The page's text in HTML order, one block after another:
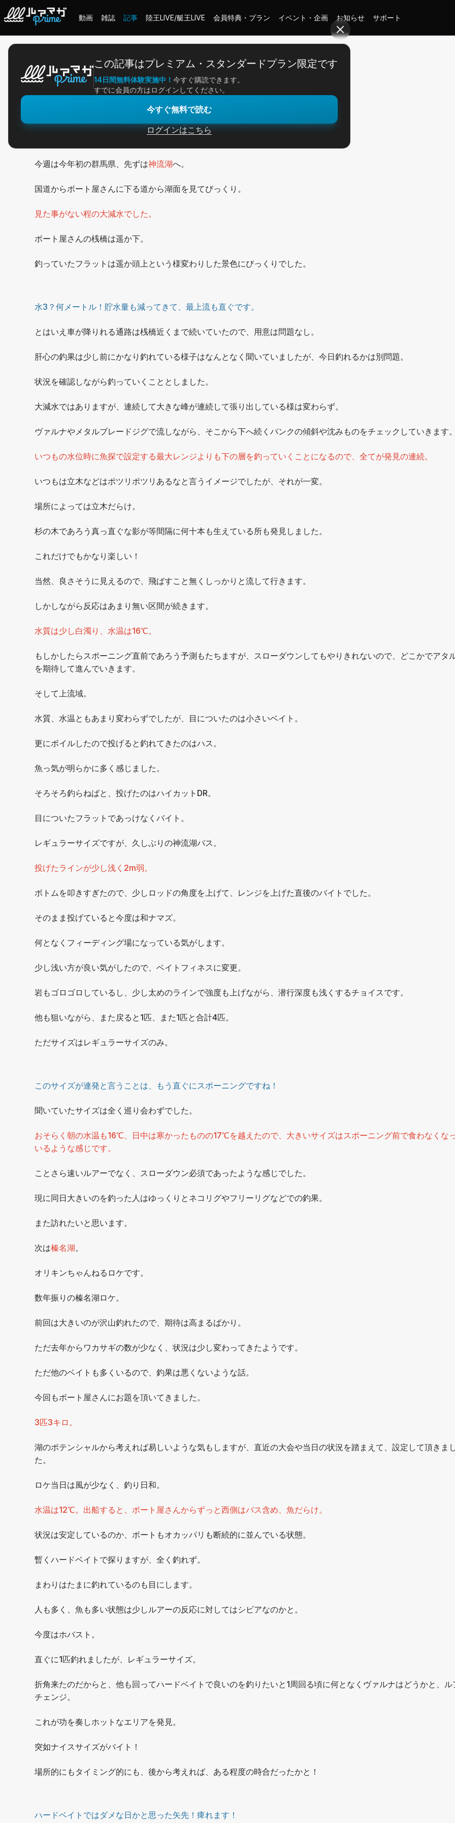
動画 雑誌 記事 陸王LIVE/艇王LIVE 会員特典・プラン イベント・企画 お知らせ サポート
この記事はプレミアム・スタンダードプラン限定です
14日間無料体験実施中！ 今すぐ購読できます。
すでに会員の方はログインしてください。
今すぐ無料で読む
ログインはこちら
2026/04/24
神流湖・榛名湖釣行
今週は今年初の群馬県、先ずは神流湖へ。
国道からボート屋さんに下る道から湖面を見てびっくり。
見た事がない程の大減水でした。
ボート屋さんの桟橋は遥か下。
釣っていたフラットは遥か頭上という様変わりした景色にびっくりでした。
水3？何メートル！貯水量も減ってきて、最上流も直ぐです。
とはいえ車が降りれる通路は桟橋近くまで続いていたので、用意は問題なし。
肝心の釣果は少し前にかなり釣れている様子はなんとなく聞いていましたが、今日釣れるかは別問題。
状況を確認しながら釣っていくこととしました。
大減水ではありますが、連続して大きな峰が連続して張り出している様は変わらず。
ヴァルナやメタルブレードジグで流しながら、そこから下へ続くバンクの傾斜や沈みものをチェックしていきます
いつもの水位時に魚探で設定する最大レンジよりも下の層を釣っていくことになるので、全てが発見の連続。
いつもは立木などはポツリポツリあるなと言うイメージでしたが、それが一変。
場所によっては立木だらけ。
杉の木であろう真っ直ぐな影が等間隔に何十本も生えている所も発見しました。
これだけでもかなり楽しい！
当然、良さそうに見えるので、飛ばすこと無くしっかりと流して行きます。
しかしながら反応はあまり無い区間が続きます。
水質は少し白濁り、水温は16℃。
もしかしたらスポーニング直前であろう予測もたちますが、スローダウンしてもやりきれないので、どこかでアタ
を期待して進んでいきます。
そして上流域。
水質、水温ともあまり変わらずでしたが、目についたのは小さいベイト。
更にボイルしたので投げると釣れてきたのはハス。
魚っ気が明らかに多く感じました。
そろそろ釣らねばと、投げたのはハイカットDR。
目についたフラットであっけなくバイト。
レギュラーサイズですが、久しぶりの神流湖バス。
投げたラインが少し浅く2m弱。
ボトムを叩きすぎたので、少しロッドの角度を上げて、レンジを上げた直後のバイトでした。
そのまま投げていると今度は和ナマズ。
何となくフィーディング場になっている気がします。
少し浅い方が良い気がしたので、ベイトフィネスに変更。
岩もゴロゴロしているし、少し太めのラインで強度も上げながら、潜行深度も浅くするチョイスです。
他も狙いながら、また戻ると1匹、また1匹と合計4匹。
ただサイズはレギュラーサイズのみ。
このサイズが連発と言うことは、もう直ぐにスポーニングですね！
聞いていたサイズは全く巡り会わずでした。
おそらく朝の水温も16℃、日中は寒かったものの17℃を越えたので、大きいサイズはスポーニング前で食わなくな
いるような感じです。
ことさら速いルアーでなく、スローダウン必須であったような感じでした。
現に同日大きいのを釣った人はゆっくりとネコリグやフリーリグなどでの釣果。
また訪れたいと思います。
次は榛名湖。
オリキンちゃんねるロケです。
数年振りの榛名湖ロケ。
前回は大きいのが沢山釣れたので、期待は高まるばかり。
ただ去年からワカサギの数が少なく、状況は少し変わってきたようです。
ただ他のベイトも多くいるので、釣果は悪くないような話。
今回もボート屋さんにお題を頂いてきました。
3匹3キロ。
湖のポテンシャルから考えれば易しいような気もしますが、直近の大会や当日の状況を踏まえて、設定して頂きま
た。
ロケ当日は風が少なく、釣り日和。
水温は12℃。出船すると、ボート屋さんからずっと西側はバス含め、魚だらけ。
状況は安定しているのか、ボートもオカッパリも断続的に並んでいる状態。
暫くハードベイトで探りますが、全く釣れず。
まわりはたまに釣れているのも目にします。
人も多く、魚も多い状態は少しルアーの反応に対してはシビアなのかと。
今度はホバスト。
直ぐに1匹釣れましたが、レギュラーサイズ。
折角来たのだからと、他も回ってハードベイトで良いのを釣りたいと1周回る頃に何となくヴァルナはどうかと、ル
チェンジ。
これが功を奏しホットなエリアを発見。
突如ナイスサイズがバイト！
場所的にもタイミング的にも、後から考えれば、ある程度の時合だったかと！
ハードベイトではダメな日かと思った矢先！痺れます！